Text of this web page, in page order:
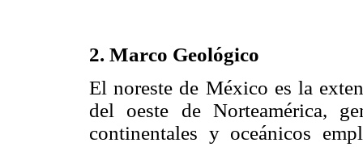
2. Marco Geológico
El noreste de México es la
del oeste de Norteamérica,
continentales y oceánicos